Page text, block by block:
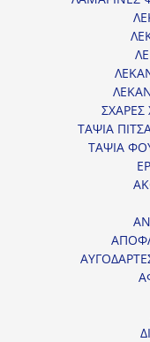
ΣΧΑΡΕΣ
ΤΑΨΙΑ
ΤΑΨΙΑ